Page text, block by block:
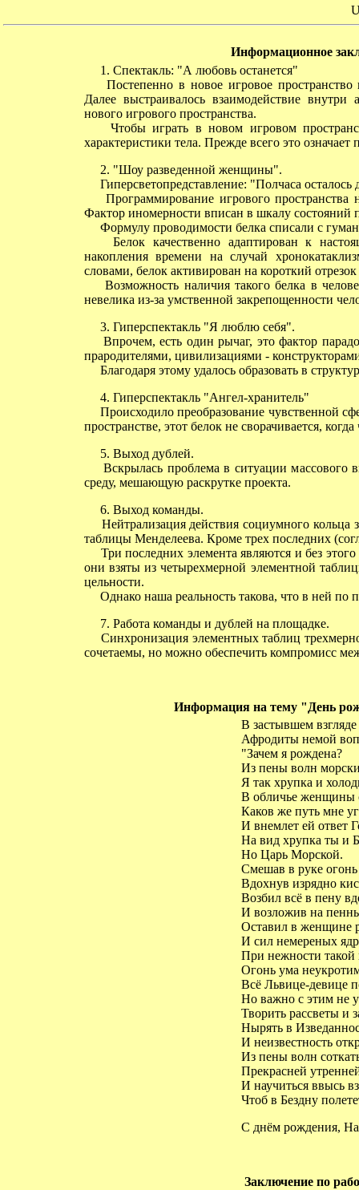
Информационное
1. Спектакль: "А любовь останется"
Постепенно в новое игровое
Далее выстраивалось взаимодействие
нового игрового пространства.
Чтобы играть в новом игровом
характеристики тела. Прежде всего это
2. "Шоу разведенной женщины".
Гиперсветопредставление: "Полчаса осталось
Программирование игрового пространства
Фактор иномерности вписан в шкалу состояний
Формулу проводимости белка списали с
Белок качественно адаптирован к
накопления времени на случай
словами, белок активирован на короткий
Возможность наличия такого белка в
невелика из-за умственной закрепощенности
3. Гиперспектакль "Я люблю себя".
Впрочем, есть один рычаг, это фактор
прародителями, цивилизациями -
Благодаря этому удалось образовать в
4. Гиперспектакль "Ангел-хранитель"
Происходило преобразование чувственной
пространстве, этот белок не сворачивается,
5. Выход дублей.
Вскрылась проблема в ситуации массового
среду, мешающую раскрутке проекта.
6. Выход команды.
Нейтрализация действия социумного кольца
таблицы Менделеева. Кроме трех последних
Три последних элемента являются и без
они взяты из четырехмерной элементной
цельности.
Однако наша реальность такова, что в ней по
7. Работа команды и дублей на площадке.
Синхронизация элементных таблиц
сочетаемы, но можно обеспечить компромисс
Информация на тему "День
В застывшем взгляде
Афродиты немой
"Зачем я рождена?
Из пены волн
Я так хрупка и
В обличье женщины
Каков же путь мне
И внемлет ей ответ
На вид хрупка ты и
Но Царь Морской.
Смешав в руке огонь
Вдохнув изрядно
Возбил всё в пену
И возложив на
Оставил в женщине
И сил немереных
При нежности такой
Огонь ума
Всё Львице-девице
Но важно с этим не
Творить рассветы и
Нырять в
И неизвестность
Из пены волн
Прекрасней
И научиться ввысь
Чтоб в Бездну
С днём рождения,
Заключение по